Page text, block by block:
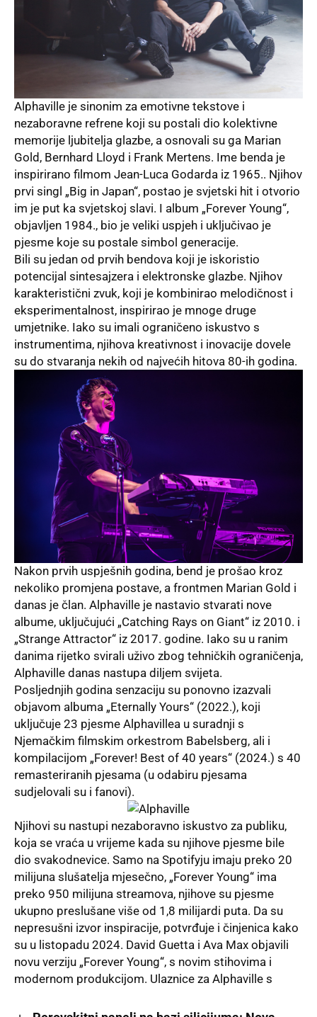
Alphaville je sinonim za emotivne tekstove i
nezaboravne refrene koji su postali dio kolektivne
memorije ljubitelja glazbe, a osnovali su ga Marian
Gold, Bernhard Lloyd i Frank Mertens. Ime benda je
inspirirano filmom Jean-Luca Godarda iz 1965.. Njihov
prvi singl „Big in Japan“, postao je svjetski hit i otvorio
im je put ka svjetskoj slavi. I album „Forever Young“,
objavljen 1984., bio je veliki uspjeh i uključivao je
pjesme koje su postale simbol generacije.
Bili su jedan od prvih bendova koji je iskoristio
potencijal sintesajzera i elektronske glazbe. Njihov
karakteristični zvuk, koji je kombinirao melodičnost i
eksperimentalnost, inspirirao je mnoge druge
umjetnike. Iako su imali ograničeno iskustvo s
instrumentima, njihova kreativnost i inovacije dovele
su do stvaranja nekih od najvećih hitova 80-ih godina.
Nakon prvih uspješnih godina, bend je prošao kroz
nekoliko promjena postave, a frontmen Marian Gold i
danas je član. Alphaville je nastavio stvarati nove
albume, uključujući „Catching Rays on Giant“ iz 2010. i
„Strange Attractor“ iz 2017. godine. Iako su u ranim
danima rijetko svirali uživo zbog tehničkih ograničenja,
Alphaville danas nastupa diljem svijeta.
Posljednjih godina senzaciju su ponovno izazvali
objavom albuma „Eternally Yours“ (2022.), koji
uključuje 23 pjesme Alphavillea u suradnji s
Njemačkim filmskim orkestrom Babelsberg, ali i
kompilacijom „Forever! Best of 40 years“ (2024.) s 40
remasteriranih pjesama (u odabiru pjesama
sudjelovali su i fanovi).
Njihovi su nastupi nezaboravno iskustvo za publiku,
koja se vraća u vrijeme kada su njihove pjesme bile
dio svakodnevice. Samo na Spotifyju imaju preko 20
milijuna slušatelja mjesečno, „Forever Young“ ima
preko 950 milijuna streamova, njihove su pjesme
ukupno preslušane više od 1,8 milijardi puta. Da su
nepresušni izvor inspiracije, potvrđuje i činjenica kako
su u listopadu 2024. David Guetta i Ava Max objavili
novu verziju „Forever Young“, s novim stihovima i
modernom produkcijom. Ulaznice za Alphaville s